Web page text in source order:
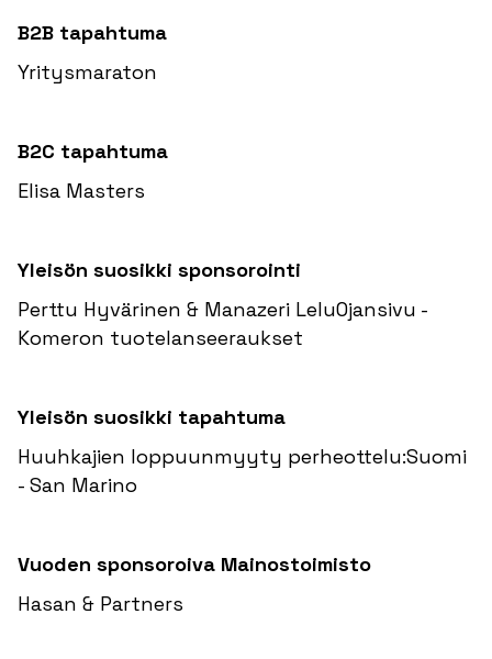
B2B tapahtuma
Yritysmaraton
B2C tapahtuma
Elisa Masters
Yleisön suosikki sponsorointi
Perttu Hyvärinen & Manazeri LeluOjansivu -
Komeron tuotelanseeraukset
Yleisön suosikki tapahtuma
Huuhkajien loppuunmyyty perheottelu:Suomi
- San Marino
Vuoden sponsoroiva Mainostoimisto
Hasan & Partners